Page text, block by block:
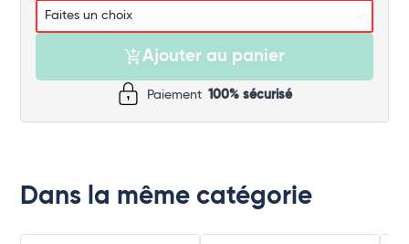
Ajouter au panier
Paiement 100% sécurisé
Dans la même catégorie